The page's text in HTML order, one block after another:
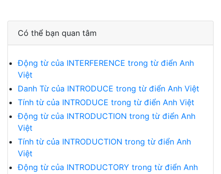
Có thể bạn quan tâm
Động từ của INTERFERENCE trong từ điển Anh
Việt
Danh Từ của INTRODUCE trong từ điển Anh Việt
Tính từ của INTRODUCE trong từ điển Anh Việt
Động từ của INTRODUCTION trong từ điển Anh
Việt
Tính từ của INTRODUCTION trong từ điển Anh
Việt
Động từ của INTRODUCTORY trong từ điển Anh